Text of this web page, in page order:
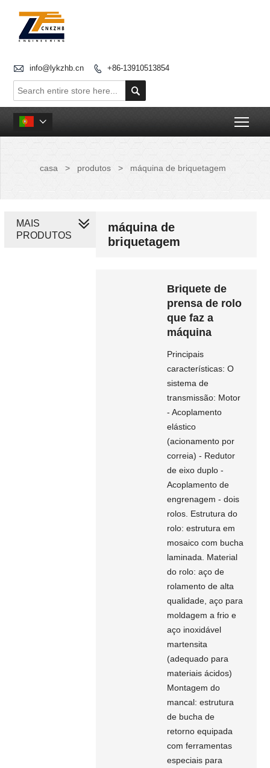
 info@lykzhb.cn  +86-13910513854


casa > produtos > máquina de briquetagem
máquina de
briquetagem
Briquete de
prensa de rolo
que faz a
máquina
Principais
características: O
sistema de
transmissão: Motor
- Acoplamento
elástico
(acionamento por
correia) - Redutor
de eixo duplo -
Acoplamento de
engrenagem - dois
rolos. Estrutura do
rolo: estrutura em
mosaico com bucha
laminada. Material
do rolo: aço de
rolamento de alta
qualidade, aço para
moldagem a frio e
aço inoxidável
martensita
(adequado para
materiais ácidos)
Montagem do
mancal: estrutura
de bucha de
retorno equipada
com ferramentas
especiais para
MAIS
PRODUTOS